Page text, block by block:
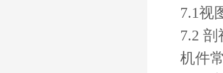
7.1视
7.2 剖
机件